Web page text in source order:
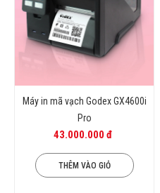
Máy in mã vạch Godex GX4600i
Pro
43.000.000 đ
THÊM VÀO GIỎ